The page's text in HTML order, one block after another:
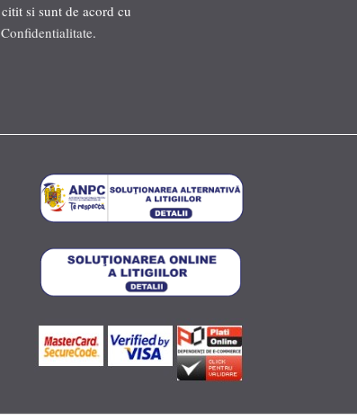
si sunt de acord cu
.